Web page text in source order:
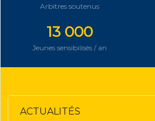
Arbitres soutenus
13 000
Jeunes sensibilisés / an
ACTUALITÉS